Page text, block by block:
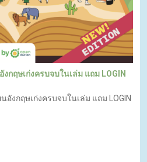
กฤษเก่งครบจบในเล่ม แถม LOGIN
นอังกฤษเก่งครบจบในเล่ม แถม LOGIN